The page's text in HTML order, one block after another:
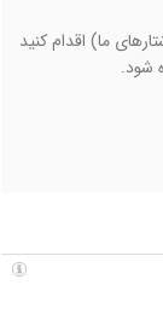
ما) اقدام کنید
شود.